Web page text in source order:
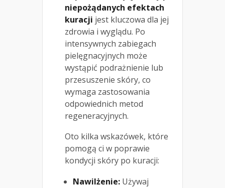
niepożądanych efektach
kuracji jest kluczowa dla jej
zdrowia i wyglądu. Po
intensywnych zabiegach
pielęgnacyjnych może
wystąpić podrażnienie lub
przesuszenie skóry, co
wymaga zastosowania
odpowiednich metod
regeneracyjnych.
Oto kilka wskazówek, które
pomogą ci w poprawie
kondycji skóry po kuracji:
Nawilżenie: Używaj